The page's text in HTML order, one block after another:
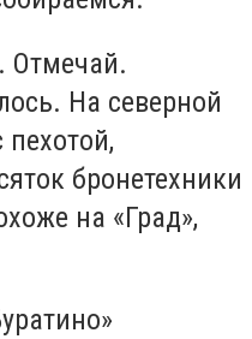
Отмечай.
На северной
бронетехники
на «Град»,